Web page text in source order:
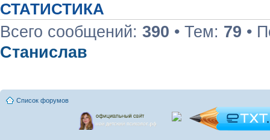
СТАТИСТИКА
Всего сообщений: 390 • Тем: 79 •
Станислав
Список форумов